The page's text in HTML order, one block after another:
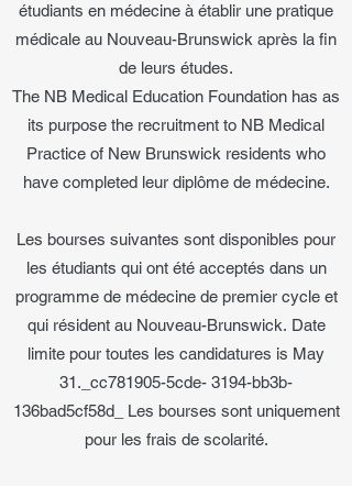
étudiants en médecine à établir une pratique
médicale au Nouveau-Brunswick après la fin
de leurs études.
The NB Medical Education Foundation has as
its purpose the recruitment to NB Medical
Practice of New Brunswick residents who
have completed leur diplôme de médecine.
Les bourses suivantes sont disponibles pour
les étudiants qui ont été acceptés dans un
programme de médecine de premier cycle et
qui résident au Nouveau-Brunswick. Date
limite pour toutes les candidatures is May
31._cc781905-5cde- 3194-bb3b-
136bad5cf58d_ Les bourses sont uniquement
pour les frais de scolarité.